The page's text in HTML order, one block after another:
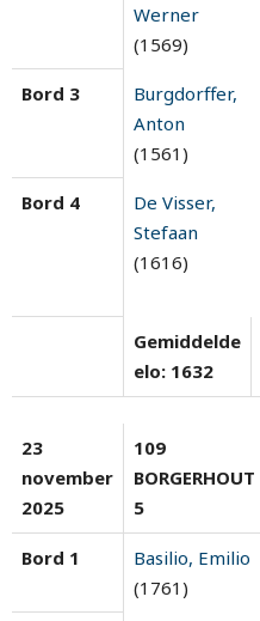
Werner
(1569)
Bord 3
Burgdorffer,
Anton
(1561)
Bord 4
De Visser,
Stefaan
(1616)
Gemiddelde
elo: 1632
23
november
2025
109
BORGERHOUT
5
Bord 1
Basilio, Emilio
(1761)